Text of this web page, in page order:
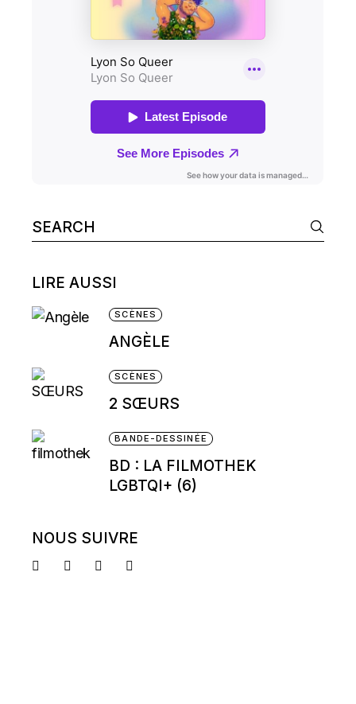
Search
for:
LIRE AUSSI
SCÈNES
ANGÈLE
SCÈNES
2 SŒURS
BANDE-DESSINÉE
BD : LA FILMOTHEK
LGBTQI+ (6)
NOUS SUIVRE